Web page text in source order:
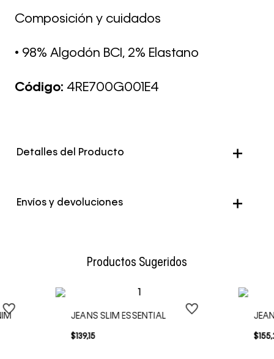
Composición y cuidados
• 98% Algodón BCI, 2% Elastano
Código: 4RE700G001E4
Detalles del Producto
Envíos y devoluciones
Productos Sugeridos
JEANS SLIM ESSENTIAL
$139,15 $155,